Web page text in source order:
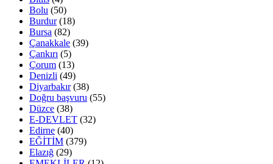
Bolu (50)
Burdur(18)
Bursa (82)
Çanakkale (39)
Çankırı (5)
Çorum (13)
Denizli (49)
Diyarbakır(38)
Doğru başvuru (55)
Düzce (38)
E-DEVLET (32)
Edirne (40)
EĞİTİM (379)
Elazığ (29)